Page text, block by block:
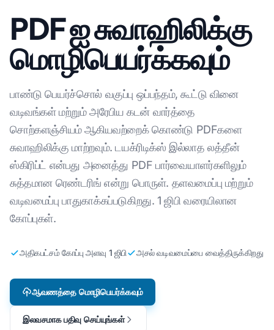
PDF ஐ சுவாஹிலிக்கு
மொழிபெயர்க்கவும்
பாண்டு பெயர்ச்சொல் வகுப்பு ஒப்பந்தம், கூட்டு வினை
வடிவங்கள் மற்றும் அரேபிய கடன் வார்த்தை
சொற்களஞ்சியம் ஆகியவற்றைக் கொண்டு PDFகளை
சுவாஹிலிக்கு மாற்றவும். டயக்ரிடிக்ஸ் இல்லாத லத்தீன்
ஸ்கிரிப்ட் என்பது அனைத்து PDF பார்வையாளர்களிலும்
சுத்தமான ரெண்டரிங் என்று பொருள். தளவமைப்பு மற்றும்
வடிவமைப்பு பாதுகாக்கப்படுகிறது. 1 ஜிபி வரையிலான
கோப்புகள்.
அதிகபட்சம் கோப்பு அளவு 1 ஜிபி அசல் வடிவமைப்பை வைத்திருக்கிறது
ஆவணத்தை மொழிபெயர்க்கவும்
இலவசமாக பதிவு செய்யுங்கள்